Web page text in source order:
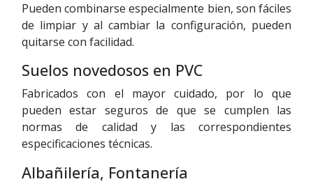
Pueden combinarse especialmente bien, son fáciles
de limpiar y al cambiar la configuración, pueden
quitarse con facilidad.
Suelos novedosos en PVC
Fabricados con el mayor cuidado, por lo que
pueden estar seguros de que se cumplen las
normas de calidad y las correspondientes
especificaciones técnicas.
Albañilería, Fontanería